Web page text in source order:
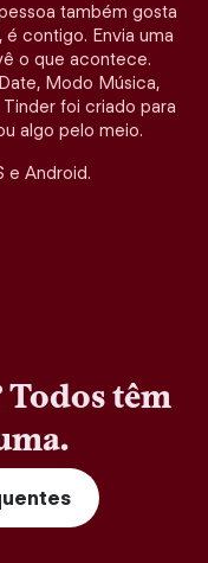
também gosta
contigo. Envia uma
o que acontece.
Modo Música,
foi criado para
algo pelo meio.
e Android.
têm